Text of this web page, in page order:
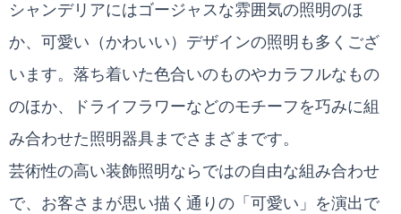
シャンデリアにはゴージャスな雰囲気の照明のほ
か、可愛い（かわいい）デザインの照明も多くござ
います。落ち着いた色合いのものやカラフルなもの
のほか、ドライフラワーなどのモチーフを巧みに組
み合わせた照明器具までさまざまです。
芸術性の高い装飾照明ならではの自由な組み合わせ
で、お客さまが思い描く通りの「可愛い」を演出で